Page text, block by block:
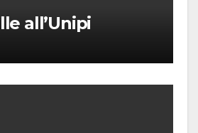
all’Unipi